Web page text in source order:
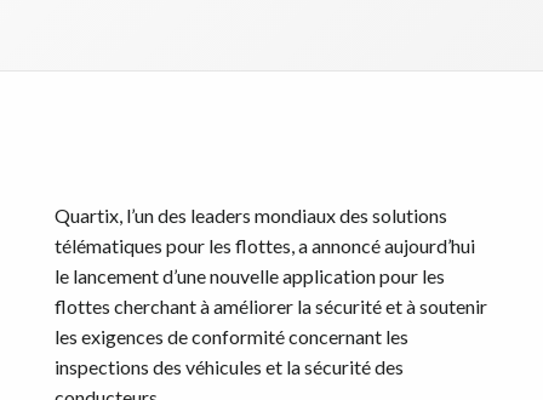
Quartix, l’un des leaders mondiaux des solutions
télématiques pour les flottes, a annoncé aujourd’hui
le lancement d’une nouvelle application pour les
flottes cherchant à améliorer la sécurité et à soutenir
les exigences de conformité concernant les
inspections des véhicules et la sécurité des